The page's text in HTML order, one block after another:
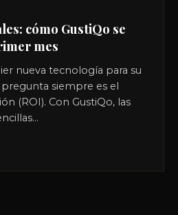
cómo GustiQo se
mes
nueva tecnología para su
siempre es el
(ROI). Con GustiQo, las